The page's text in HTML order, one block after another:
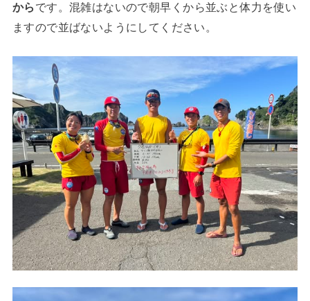
から です。混雑はないので朝早くから並ぶと体力を使い
ますので並ばないようにしてください。